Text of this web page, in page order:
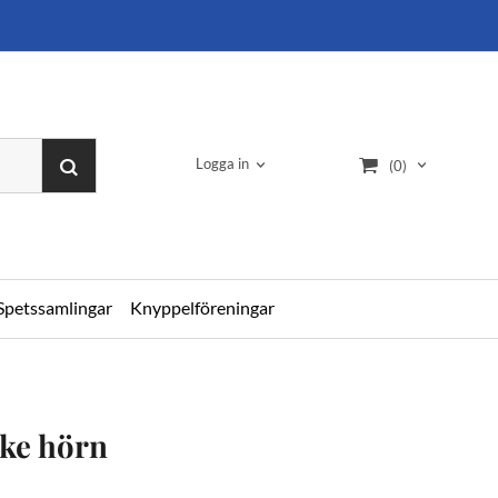
Logga in (0)
Knyppelföreningar
hörn